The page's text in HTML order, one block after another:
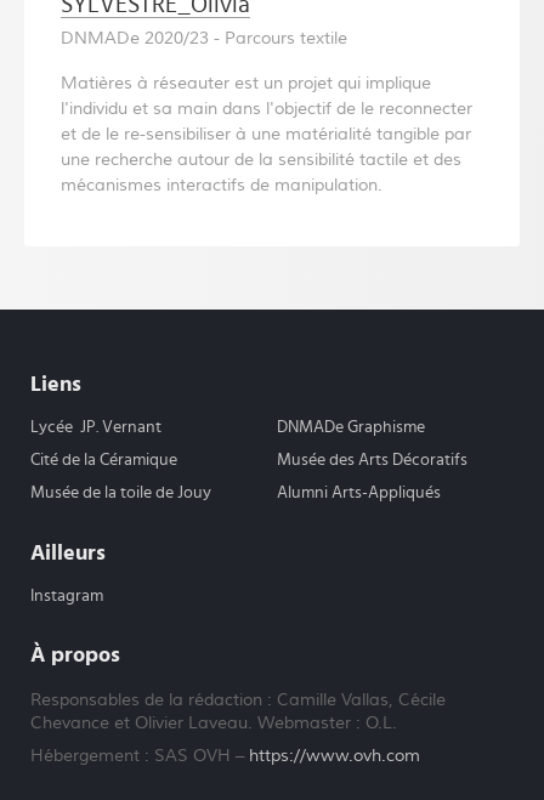
SYLVESTRE_Olivia
DNMADe 2020/23 - Parcours textile
Matières à réseauter est un projet qui implique
l'individu et sa main dans l'objectif de le reconnecter
et de le re-sensibiliser à une matérialité tangible par
une recherche autour de la sensibilité tactile et des
mécanismes interactifs de manipulation.
Liens
Lycée JP. Vernant
DNMADe Graphisme
Cité de la Céramique
Musée des Arts Décoratifs
Musée de la toile de Jouy
Alumni Arts-Appliqués
Ailleurs
Instagram
À propos
Responsables de la rédaction : Camille Vallas, Cécile
Chevance et Olivier Laveau. Webmaster : O.L.
Hébergement : SAS OVH – https://www.ovh.com